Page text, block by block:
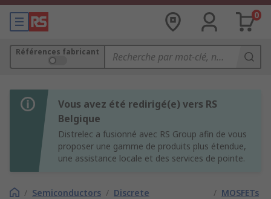
0
Références fabricant
Vous avez été redirigé(e) vers RS
Belgique
Distrelec a fusionné avec RS Group afin de vous
proposer une gamme de produits plus étendue,
une assistance locale et des services de pointe.
/ Semiconductors / Discrete
/ MOSFETs